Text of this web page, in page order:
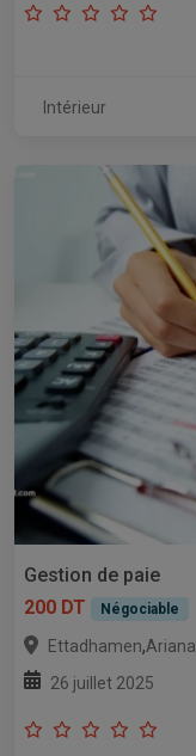
Intérieur
Gestion de paie
200 DT
Négociable
Ettadhamen,Ariana
26 juillet 2025